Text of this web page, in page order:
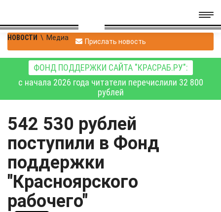
НОВОСТИ \ Медиа Прислать новость
ФОНД ПОДДЕРЖКИ САЙТА "КРАСРАБ.РУ":
с начала 2026 года читатели перечислили 32 800
рублей
542 530 рублей
поступили в Фонд
поддержки
"Красноярского
рабочего"